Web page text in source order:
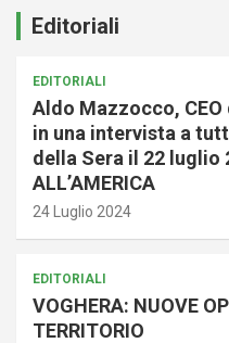
Editoriali
EDITORIALI
Aldo Mazzocco, CEO
in una intervista a
della Sera il 22 luglio
ALL’AMERICA
24 Luglio 2024
EDITORIALI
VOGHERA: NUOVE
TERRITORIO